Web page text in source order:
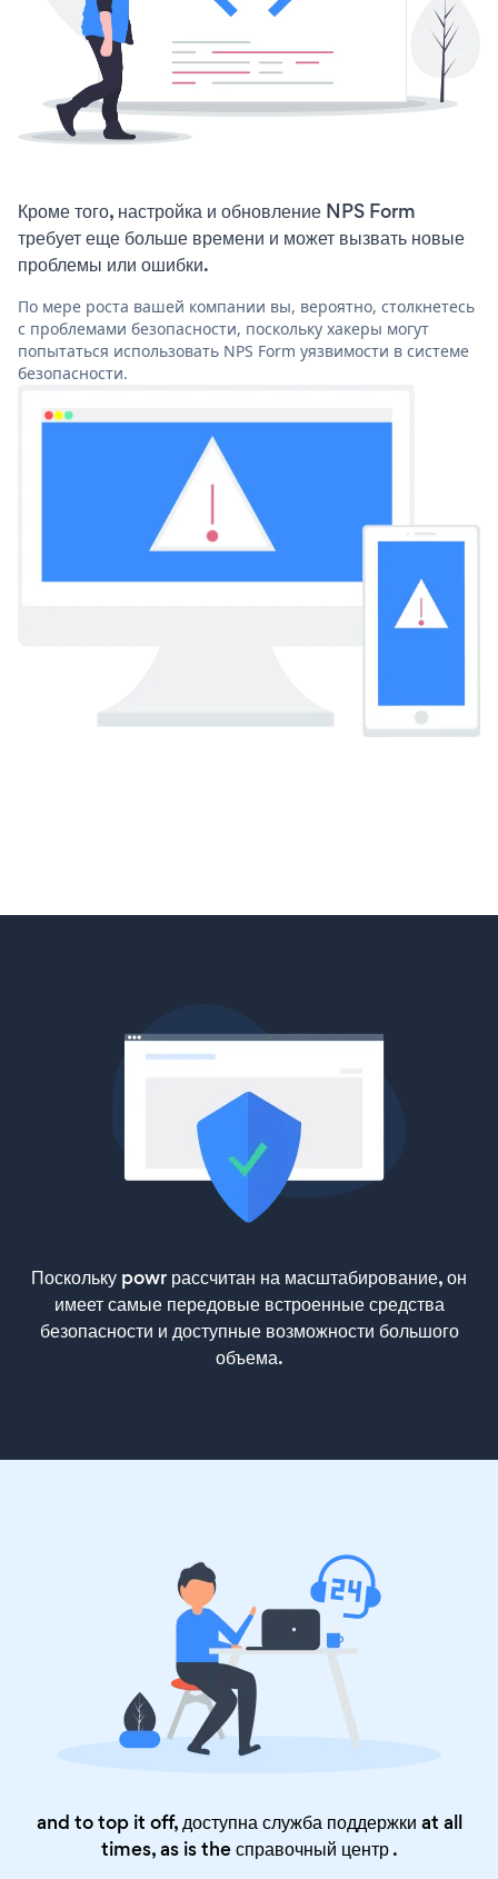
Кроме того, настройка и обновление NPS Form
требует еще больше времени и может вызвать новые
проблемы или ошибки.
По мере роста вашей компании вы, вероятно, столкнетесь
с проблемами безопасности, поскольку хакеры могут
попытаться использовать NPS Form уязвимости в системе
безопасности.
Поскольку powr рассчитан на масштабирование, он
имеет самые передовые встроенные средства
безопасности и доступные возможности большого
объема.
and to top it off, доступна служба поддержки at all
times, as is theсправочный центр.